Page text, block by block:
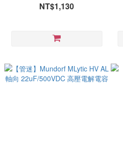
NT$1,130